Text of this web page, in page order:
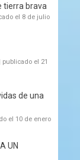
tierra brava
el 8 de julio
publicado el 21
de una
el 10 de enero
UN